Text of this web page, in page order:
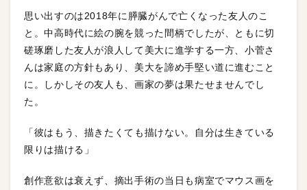
思い出すのは2018年に膵臓がんで亡くなった友人のこ
と。中高時代に絵の腕を競った間柄でしたが、ともに切
磋琢磨した友人が浪人して美大に進学する一方、小菅さ
んは家庭の方針もあり、美大を諦め手堅い道に進むこと
に。しかしその友人も、画家の夢は果たせませんでし
た。
「彼はもう、描きたくても描けない。自分は生きている
限りは描ける」
創作意欲は衰えず、摘出手術の当日も病室でマウス画を